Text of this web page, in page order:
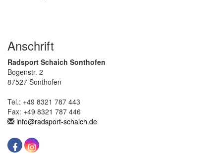
Anschrift
Radsport Schaich Sonthofen
Bogenstr. 2
87527 Sonthofen
Tel.: +49 8321 787 443
Fax: +49 8321 787 446
info@radsport-schaich.de